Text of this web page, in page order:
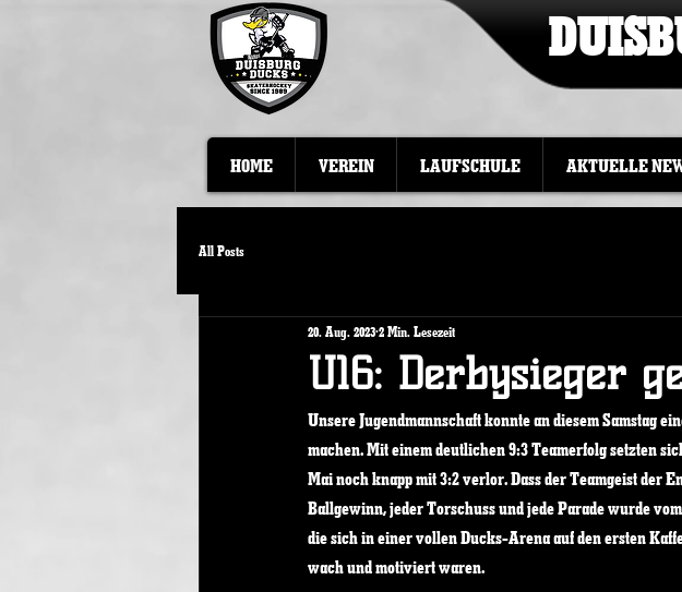
HOME VEREIN LAUFSCHULE AKTUELLE
All Posts
U16: Derbysieger
20. Aug. 20232 Min. Lesezeit
Unsere Jugendmannschaft konnte an diesem Samstag
machen. Mit einem deutlichen 9:3 Teamerfolg setzten
Mai noch knapp mit 3:2 verlor. Dass der Teamgeist der
Ballgewinn, jeder Torschuss und jede Parade wurde
die sich in einer vollen Ducks-Arena auf den ersten
wach und motiviert waren.